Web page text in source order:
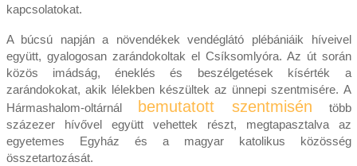
kapcsolatokat.
A búcsú napján a növendékek vendéglátó plébániáik híveivel
együtt, gyalogosan zarándokoltak el Csíksomlyóra. Az út során
közös imádság, éneklés és beszélgetések kísérték a
zarándokokat, akik lélekben készültek az ünnepi szentmisére. A
Hármashalom-oltárnál
bemutatott szentmisén több
százezer hívővel együtt vehettek részt, megtapasztalva az
egyetemes Egyház és a magyar katolikus közösség
összetartozását.